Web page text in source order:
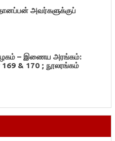
தானப்பன் அவர்களுக்குப்
கழகம் – இணைய அரங்கம்:
& 170 ; நூலரங்கம்